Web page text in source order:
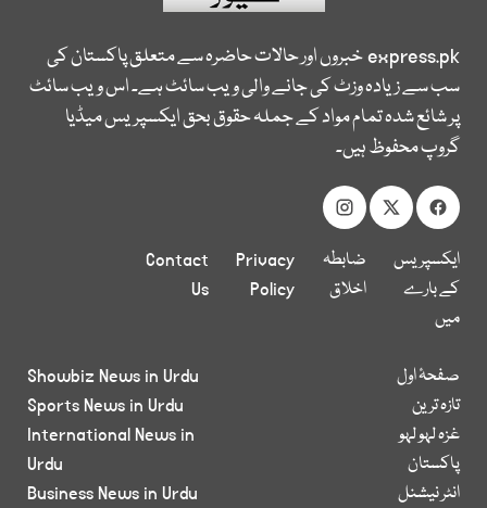
express.pkخبروں اور حالات حاضرہ سے متعلق پاکستان کی
سب سے زیادہ وزٹ کی جانے والی ویب سائٹ ہے۔ اس ویب سائٹ
پر شائع شدہ تمام مواد کے جملہ حقوق بحق ایکسپریس میڈیا
گروپ محفوظ ہیں۔
ایکسپریس
کے بارے
میں
ضابطہ
اخلاق
Privacy
Policy
Contact
Us
صفحۂ اول
تازہ ترین
غزہ لہو لہو
پاکستان
انٹر نیشنل
Showbiz News in Urdu
Sports News in Urdu
International News in
Urdu
Business News in Urdu